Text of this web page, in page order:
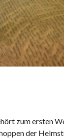
zum ersten
der